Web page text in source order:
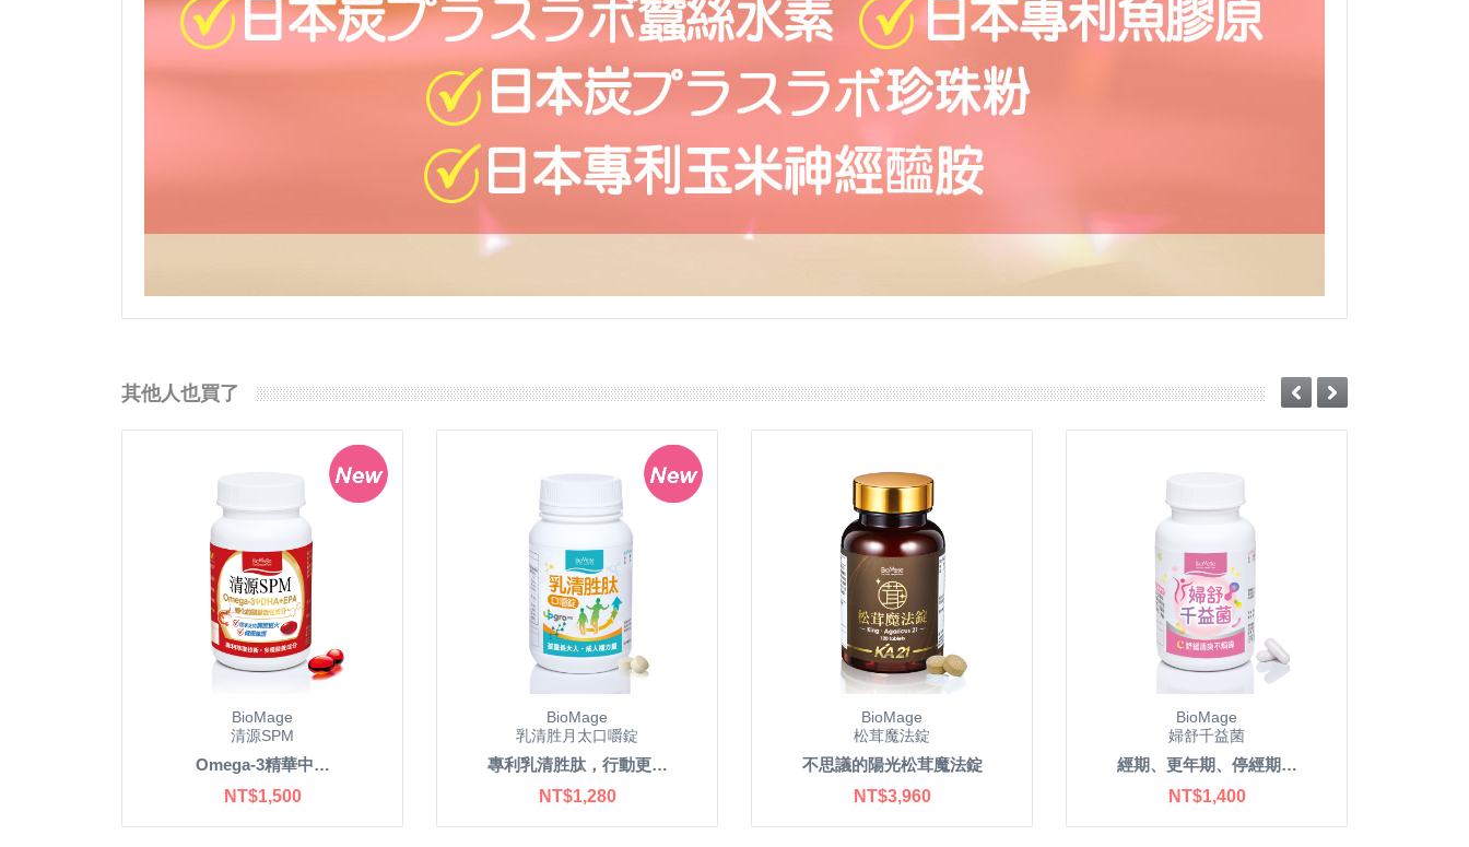
其他人也買了
BioMage
清源SPM
Omega-3精華中…
NT$1,500
BioMage
乳清胜月太口嚼錠
專利乳清胜肽，行動更…
NT$1,280
BioMage
松茸魔法錠
不思議的陽光松茸魔法錠
NT$3,960
BioMage
婦舒千益菌
經期、更年期、停經期…
NT$1,400